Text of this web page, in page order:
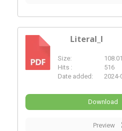
PDF
Literal_l
Size:
Hits :
516
Date added:
2024-
Download
Preview